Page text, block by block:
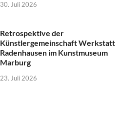
30. Juli 2026
Retrospektive der
Künstlergemeinschaft Werkstatt
Radenhausen im Kunstmuseum
Marburg
23. Juli 2026